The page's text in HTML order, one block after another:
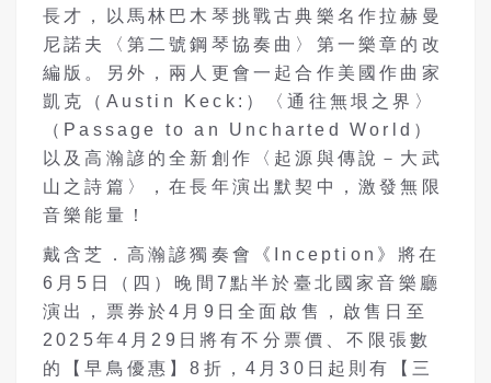
長才，以馬林巴木琴挑戰古典樂名作拉赫曼
尼諾夫〈第二號鋼琴協奏曲〉第一樂章的改
編版。另外，兩人更會一起合作美國作曲家
凱克（Austin Keck:）〈通往無垠之界〉
（Passage to an Uncharted World）
以及高瀚諺的全新創作〈起源與傳說－大武
山之詩篇〉，在長年演出默契中，激發無限
音樂能量！
戴含芝．高瀚諺獨奏會《Inception》將在
6月5日（四）晚間7點半於臺北國家音樂廳
演出，票券於4月9日全面啟售，啟售日至
2025年4月29日將有不分票價、不限張數
的【早鳥優惠】8折，4月30日起則有【三